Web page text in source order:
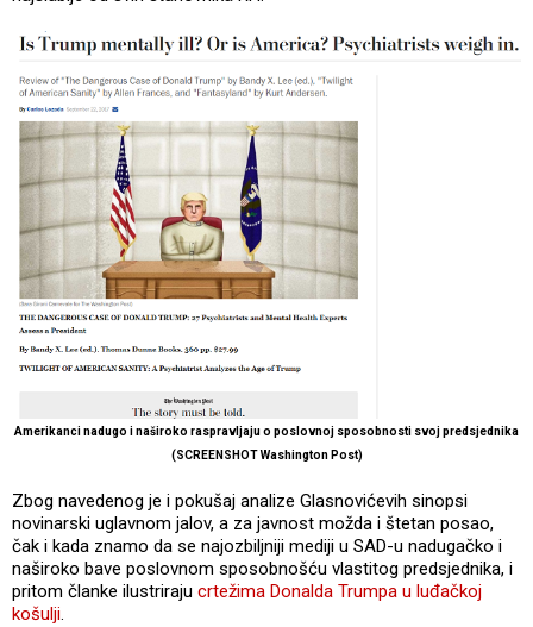
Amerikanci nadugo i naširoko raspravljaju o poslovnoj sposobnosti svoj predsjednika
(SCREENSHOT Washington Post)
Zbog navedenog je i pokušaj analize Glasnovićevih sinopsi
novinarski uglavnom jalov, a za javnost možda i štetan posao,
čak i kada znamo da se najozbiljniji mediji u SAD-u nadugačko i
naširoko bave poslovnom sposobnošću vlastitog predsjednika, i
pritom članke ilustriraju crtežima Donalda Trumpa u luđačkoj
košulji.